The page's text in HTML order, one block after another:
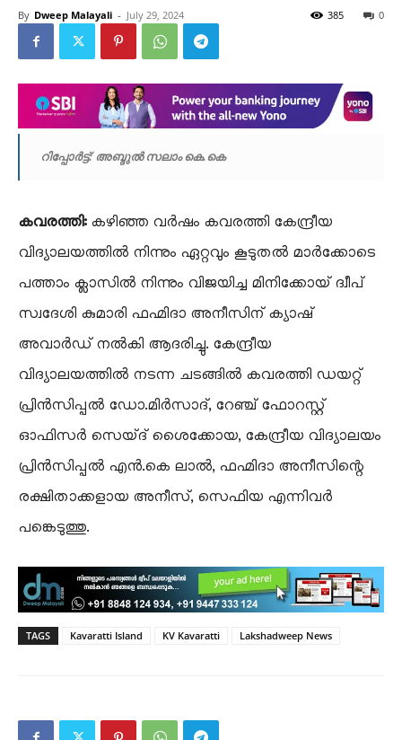
By Dweep Malayali - July 29, 2024 0
385
റിപ്പോർട്ട്: അബ്ദുൽ സലാം കെ.കെ
കവരത്തി:കഴിഞ്ഞ വർഷം കവരത്തി കേന്ദ്രീയ
വിദ്യാലയത്തിൽ നിന്നും ഏറ്റവും കൂടുതൽ മാർക്കോടെ
പത്താം ക്ലാസിൽ നിന്നും വിജയിച്ച മിനിക്കോയ് ദ്വീപ്
സ്വദേശി കുമാരി ഫഹ്മിദാ അനീസിന് ക്യാഷ്
അവാർഡ് നൽകി ആദരിച്ചു. കേന്ദ്രീയ
വിദ്യാലയത്തിൽ നടന്ന ചടങ്ങിൽ കവരത്തി ഡയറ്റ്
പ്രിൻസിപ്പൽ ഡോ.മിർസാദ്, റേഞ്ച് ഫോറസ്റ്റ്
ഓഫിസർ സെയ്ദ് ശൈക്കോയ, കേന്ദ്രീയ വിദ്യാലയം
പ്രിൻസിപ്പൽ എൻ.കെ ലാൽ, ഫഹ്മിദാ അനീസിന്റെ
രക്ഷിതാക്കളായ അനീസ്, സെഫിയ എന്നിവർ
പങ്കെടുത്തു.
TAGS Kavaratti Island KV Kavaratti Lakshadweep News